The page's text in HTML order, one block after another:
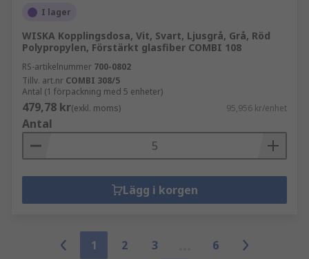
I lager
WISKA Kopplingsdosa, Vit, Svart, Ljusgrå, Grå, Röd
Polypropylen, Förstärkt glasfiber COMBI 108
RS-artikelnummer 700-0802
Tillv. art.nr COMBI 308/5
Antal (1 förpackning med 5 enheter)
479,78 kr(exkl. moms) 95,956 kr/enhet
Antal
Lägg i korgen
1 2 3
6